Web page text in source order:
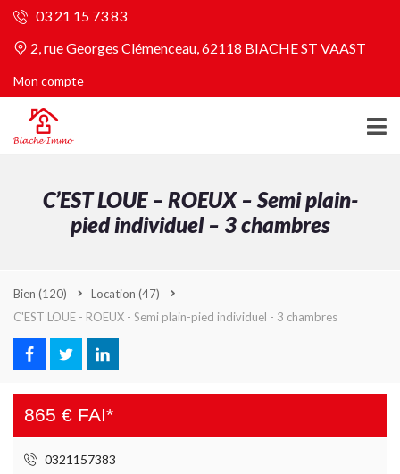
03 21 15 73 83
2, rue Georges Clémenceau, 62118 BIACHE ST VAAST
Mon compte
C’EST LOUE – ROEUX – Semi plain-
pied individuel – 3 chambres
Bien (120) Location (47)
C'EST LOUE - ROEUX - Semi plain-pied individuel - 3 chambres
865 € FAI*
0321157383